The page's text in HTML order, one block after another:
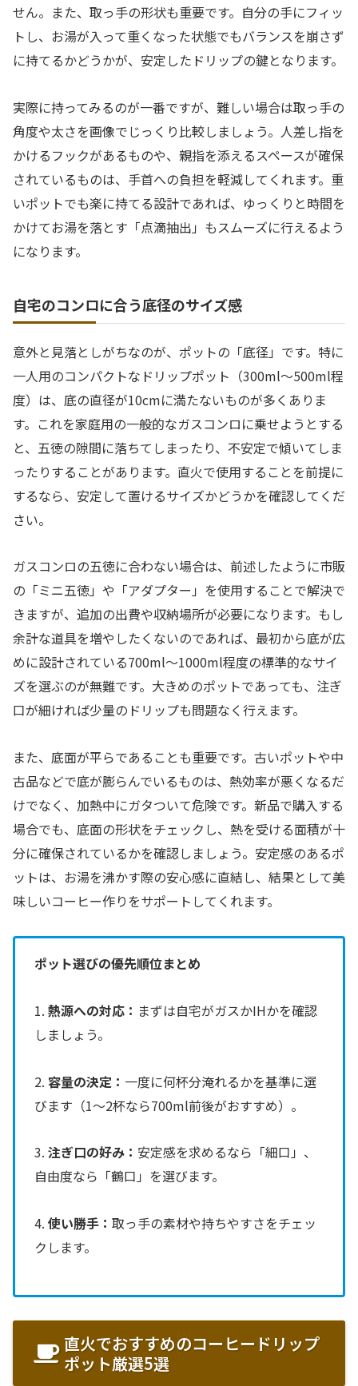
せん。また、取っ手の形状も重要です。自分の手にフィッ
トし、お湯が入って重くなった状態でもバランスを崩さず
に持てるかどうかが、安定したドリップの鍵となります。
実際に持ってみるのが一番ですが、難しい場合は取っ手の
角度や太さを画像でじっくり比較しましょう。人差し指を
かけるフックがあるものや、親指を添えるスペースが確保
されているものは、手首への負担を軽減してくれます。重
いポットでも楽に持てる設計であれば、ゆっくりと時間を
かけてお湯を落とす「点滴抽出」もスムーズに行えるよう
になります。
自宅のコンロに合う底径のサイズ感
意外と見落としがちなのが、ポットの「底径」です。特に
一人用のコンパクトなドリップポット（300ml〜500ml程
度）は、底の直径が10cmに満たないものが多くありま
す。これを家庭用の一般的なガスコンロに乗せようとする
と、五徳の隙間に落ちてしまったり、不安定で傾いてしま
ったりすることがあります。直火で使用することを前提に
するなら、安定して置けるサイズかどうかを確認してくだ
さい。
ガスコンロの五徳に合わない場合は、前述したように市販
の「ミニ五徳」や「アダプター」を使用することで解決で
きますが、追加の出費や収納場所が必要になります。もし
余計な道具を増やしたくないのであれば、最初から底が広
めに設計されている700ml〜1000ml程度の標準的なサイ
ズを選ぶのが無難です。大きめのポットであっても、注ぎ
口が細ければ少量のドリップも問題なく行えます。
また、底面が平らであることも重要です。古いポットや中
古品などで底が膨らんでいるものは、熱効率が悪くなるだ
けでなく、加熱中にガタついて危険です。新品で購入する
場合でも、底面の形状をチェックし、熱を受ける面積が十
分に確保されているかを確認しましょう。安定感のあるポ
ットは、お湯を沸かす際の安心感に直結し、結果として美
味しいコーヒー作りをサポートしてくれます。
ポット選びの優先順位まとめ
1. 熱源への対応： まずは自宅がガスかIHかを確認
しましょう。
2. 容量の決定： 一度に何杯分淹れるかを基準に選
びます（1〜2杯なら700ml前後がおすすめ）。
3. 注ぎ口の好み： 安定感を求めるなら「細口」、
自由度なら「鶴口」を選びます。
4. 使い勝手： 取っ手の素材や持ちやすさをチェッ
クします。
直火でおすすめのコーヒードリップ
ポット厳選5選